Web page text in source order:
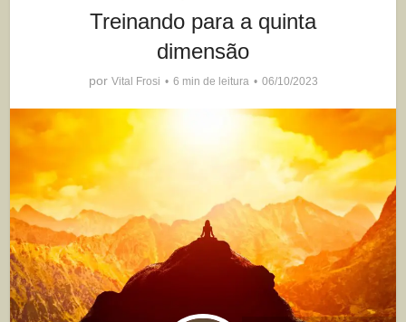
Treinando para a quinta
dimensão
por Vital Frosi 6 min de leitura 06/10/2023